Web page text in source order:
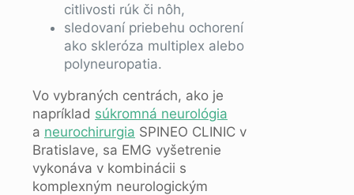
citlivosti rúk či nôh,
sledovaní priebehu ochorení
ako skleróza multiplex alebo
polyneuropatia.
Vo vybraných centrách, ako je
napríklad súkromná neurológia
a neurochirurgia SPINEO CLINIC v
Bratislave, sa EMG vyšetrenie
vykonáva v kombinácii s
komplexným neurologickým